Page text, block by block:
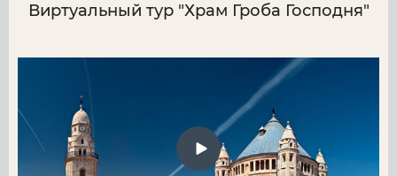
Виртуальный тур "Храм Гроба Господня"